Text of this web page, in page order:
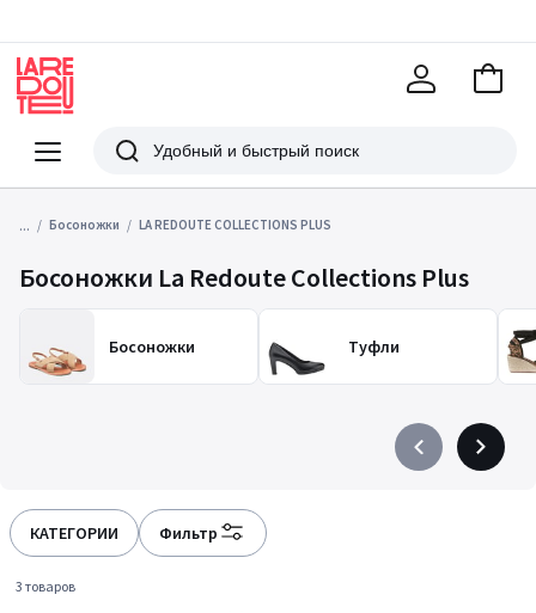
Меню
Redoute
Поиск
В
... Босоножки LA REDOUTE COLLECTIONS PLUS
Босоножки La Redoute Collections Plus
Босоножки Туфли
PrécédentSuivant
КАТЕГОРИИ Фильтр
3 товаров